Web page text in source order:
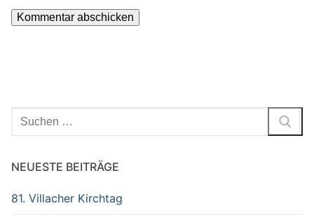
Suchen
nach:
NEUESTE BEITRÄGE
81. Villacher Kirchtag